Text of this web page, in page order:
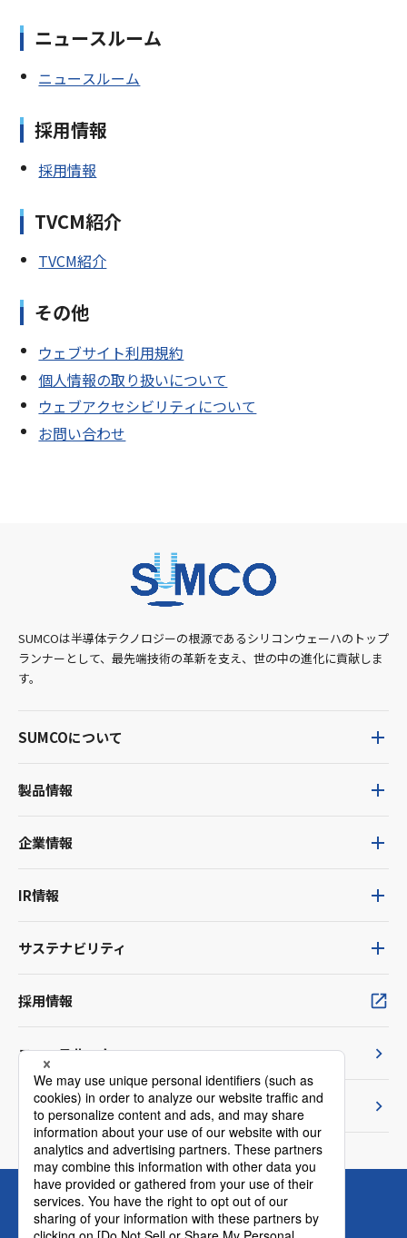
ニュースルーム
ニュースルーム
採用情報
採用情報
TVCM紹介
TVCM紹介
その他
ウェブサイト利用規約
個人情報の取り扱いについて
ウェブアクセシビリティについて
お問い合わせ
SUMCOは半導体テクノロジーの根源であるシリコンウェーハのトップ
ランナーとして、最先端技術の革新を支え、世の中の進化に貢献しま
す。
SUMCOについて
製品情報
企業情報
IR情報
サステナビリティ
採用情報
ニュースルーム
TVCM紹介
お問い合わせ
ウェブサイト利用規約